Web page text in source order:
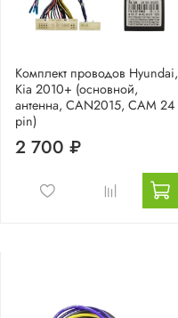
Комплект проводов Hyundai,
Kia 2010+ (основной,
антенна, CAN2015, CAM 24
pin)
2 700 ₽